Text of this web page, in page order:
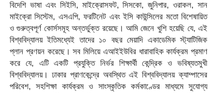
বিদেশি ভাষা এবং সিইসি, মাইক্রোসফট, সিসকো, জুনিপার, ওরাকল, সান
মাইক্রো সিস্টেম, এসএপি, ফরটিনেট এবং ইসি কাউন্সিলের মতো বিশেষায়িত
ও গুরুত্বপূর্ণ কোর্সসমূহ অন্তর্ভুক্ত রয়েছে। আমি জেনে খুশি হয়েছি যে, এই
বিশ্ববিদ্যালয় ইতিমধ্যেই তাদের ১০ বছর মেয়াদি একাডেমিক স্ট্যাটিজিক
প্লান প্রণয়ন করেছে। সব মিলিয়ে এআইইউবির ধারাবাহিক কার্যক্রম প্রমাণ
করে যে, এটি একটি প্রযুক্তি নির্ভর শিক্ষার্থী কেন্দ্রিক ও ভবিষ্যতমুখী
বিশ্ববিদ্যালয়। ঢাকার প্রাণকেন্দ্রে অবস্থিত এই বিশ্ববিদ্যালয় ক্যাম্পাসের
পরিবেশ, সহশিক্ষা কার্যক্রম ও সাংস্কৃতিক কর্মকাণ্ডের মাধ্যমে সুযোগ্য